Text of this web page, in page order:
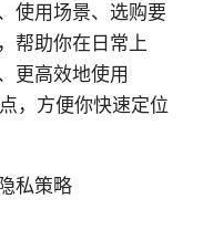
使用场景、选购要
帮助你在日常上
更高效地使用
，方便你快速定位
私策略